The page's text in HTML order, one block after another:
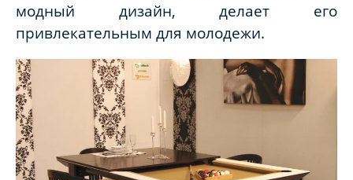
модный дизайн, делает его
привлекательным для молодежи.